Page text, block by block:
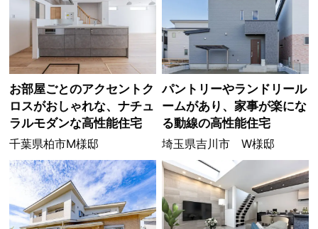
お部屋ごとのアクセントク
ロスがおしゃれな、ナチュ
ラルモダンな高性能住宅
千葉県柏市M様邸
パントリーやランドリール
ームがあり、家事が楽にな
る動線の高性能住宅
埼玉県吉川市 W様邸